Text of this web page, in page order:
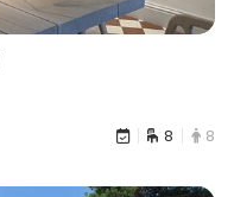
8 8